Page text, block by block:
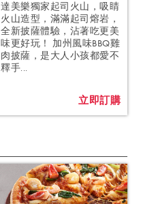
達美樂獨家起司火山，吸睛
火山造型，滿滿起司熔岩，
全新披薩體驗，沾著吃更美
味更好玩！ 加州風味BBQ雞
肉披薩，是大人小孩都愛不
釋手...
立即訂購